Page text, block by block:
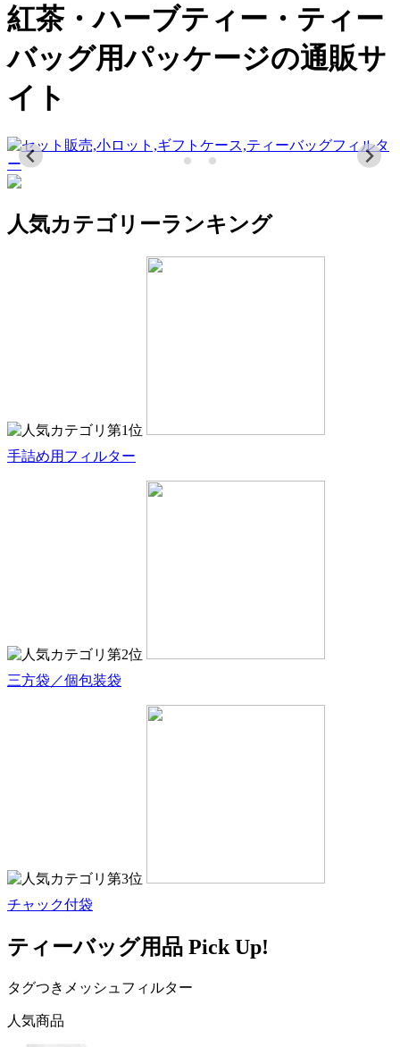
紅茶・ハーブティー・ティー
バッグ用パッケージの通販サ
イト
人気カテゴリーランキング
手詰め用フィルター
三方袋／個包装袋
チャック付袋
ティーバッグ用品 Pick Up!
タグつきメッシュフィルター
人気商品